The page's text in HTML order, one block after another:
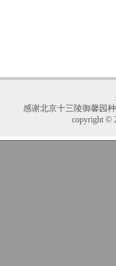
感谢北京十三陵御馨园
copyright ©